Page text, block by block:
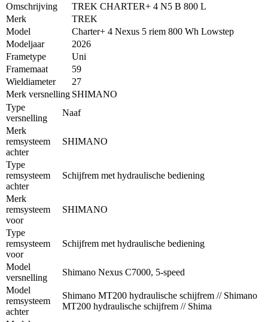
Omschrijving
TREK CHARTER+ 4 N5 B 800 L
Merk
TREK
Model
Charter+ 4 Nexus 5 riem 800 Wh Lowstep
Modeljaar
2026
Frametype
Uni
Framemaat
59
Wieldiameter
27
Merk versnelling SHIMANO
Type
versnelling
Naaf
Merk
remsysteem
achter
SHIMANO
Type
remsysteem
achter
Schijfrem met hydraulische bediening
Merk
remsysteem
voor
SHIMANO
Type
remsysteem
voor
Schijfrem met hydraulische bediening
Model
versnelling
Shimano Nexus C7000, 5-speed
Model
remsysteem
achter
Shimano MT200 hydraulische schijfrem // Shimano
MT200 hydraulische schijfrem // Shima